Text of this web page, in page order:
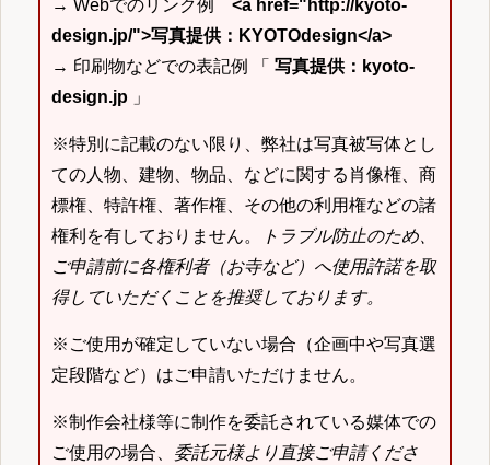
→ Webでのリンク例 <a href="http://kyoto-
design.jp/">写真提供：KYOTOdesign</a>
→ 印刷物などでの表記例 「 写真提供：kyoto-
design.jp 」
※特別に記載のない限り、弊社は写真被写体とし
ての人物、建物、物品、などに関する肖像権、商
標権、特許権、著作権、その他の利用権などの諸
権利を有しておりません。
トラブル防止のため、
ご申請前に各権利者（お寺など）へ使用許諾を取
得していただくことを推奨しております。
※ご使用が確定していない場合（企画中や写真選
定段階など）はご申請いただけません。
※制作会社様等に制作を委託されている媒体での
ご使用の場合、 委託元様より直接ご申請くださ